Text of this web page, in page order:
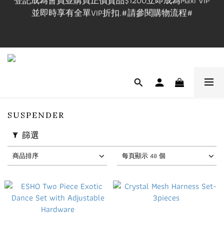
登記成為會員並購買正價貨品$1200立即成為Maxi VIP
並即時享有全單VIP折扣.#請參閱購物流程#
VIP在網上/實體店購物享VIP折扣,有效期一年.
實體店提供試身服務,門市地址:長沙灣道650號中國船
登記成為會員並購買正價貨品$1200立即成為Maxi VIP
並即時享有全單VIP折扣.#請參閱購物流程#
SUSPENDER
篩選
商品排序 每頁顯示 48 個